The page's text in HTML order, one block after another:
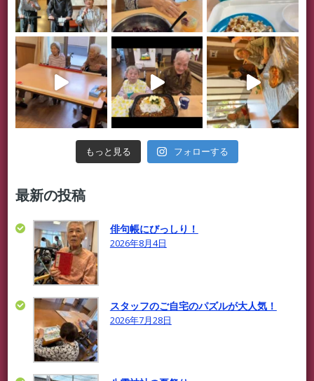
もっと見る フォローする
最新の投稿
俳句帳にびっしり！
2026年8月4日
スタッフのご自宅のパズルが大人気！
2026年7月28日